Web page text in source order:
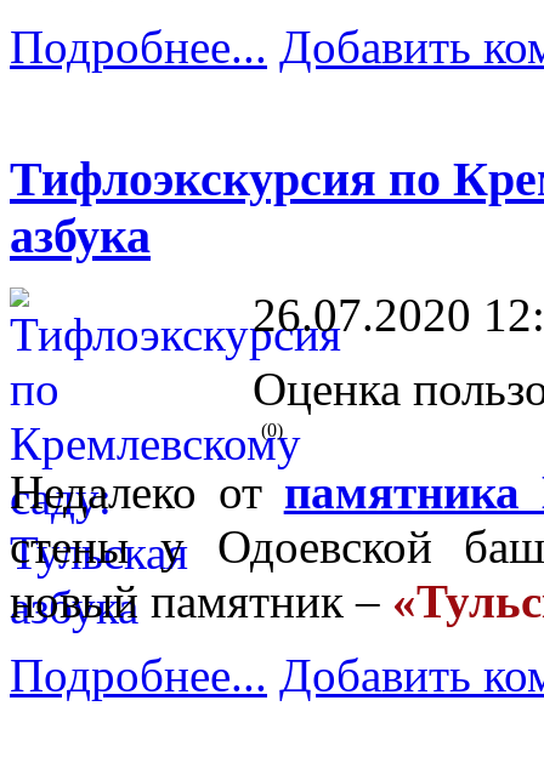
Подробнее... Добавить
Тифлоэкскурсия по
азбука
26.07.2020
Оценка
(0)
Недалеко от
стены у Одоевской
новый памятник –
Подробнее... Добавить